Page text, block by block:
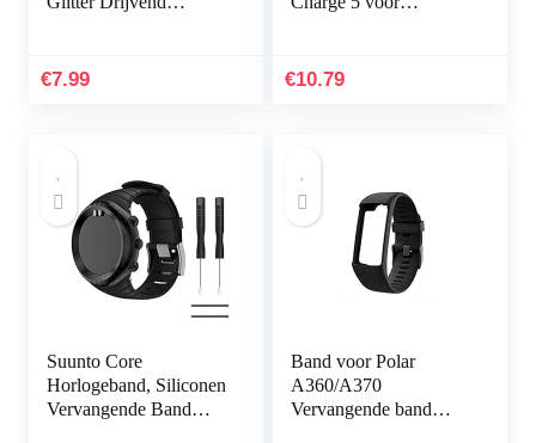
Transparant Zacht
€7.99
elastische elastische
€10.79
Suunto Core
Horlogeband, Siliconen
Vervangende Band
Band voor Polar
A360/A370
Vervangende band